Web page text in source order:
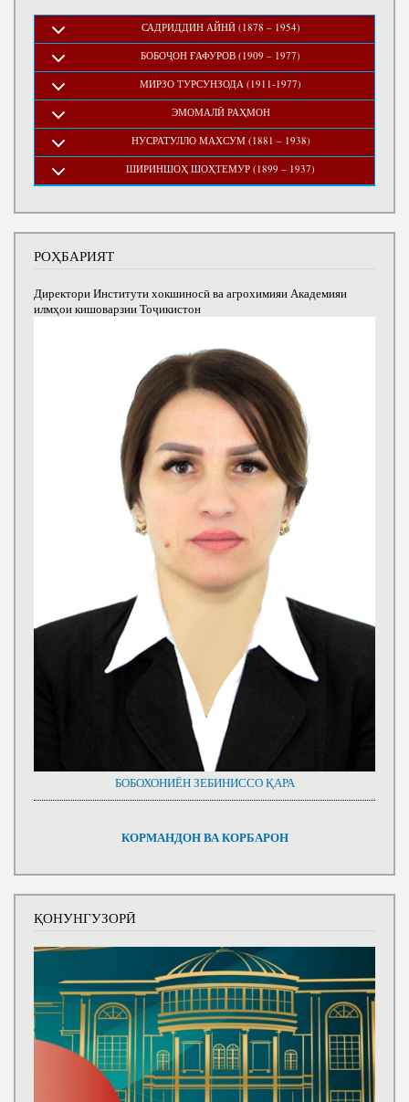
САДРИДДИН АЙНӢ (1878 – 1954)
БОБОҶОН ҒАФУРОВ (1909 – 1977)
МИРЗО ТУРСУНЗОДА (1911-1977)
ЭМОМАЛӢ РАҲМОН
НУСРАТУЛЛО МАХСУМ (1881 – 1938)
ШИРИНШОҲ ШОҲТЕМУР (1899 – 1937)
РОҲБАРИЯТ
Директори Институти хокшиносӣ ва агрохимияи Академияи
илмҳои кишоварзии Тоҷикистон
БОБОХОНИЁН ЗЕБИНИССО ҚАРА
КОРМАНДОН ВА КОРБАРОН
ҚОНУНГУЗОРӢ